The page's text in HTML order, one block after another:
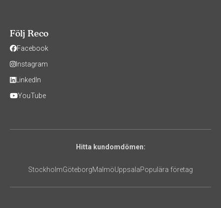
Följ Reco
Facebook
Instagram
LinkedIn
YouTube
Hitta kundomdömen:
StockholmGöteborgMalmöUppsalaPopulära företag